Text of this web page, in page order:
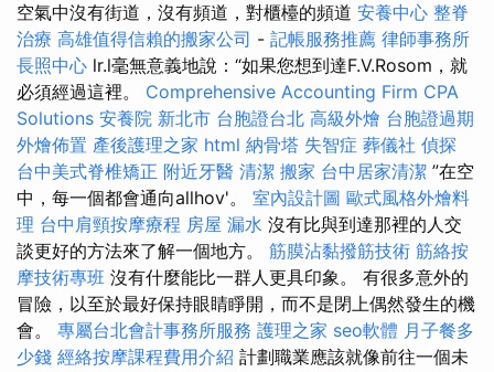
空氣中沒有街道，沒有頻道，對櫃檯的頻道 安養中心 整脊
治療 高雄值得信賴的搬家公司 - 記帳服務推薦 律師事務所
長照中心 lr.l毫無意義地說：“如果您想到達F.V.Rosom，就
必須經過這裡。 Comprehensive Accounting Firm CPA
Solutions 安養院 新北市 台胞證台北 高級外燴 台胞證過期
外燴佈置 產後護理之家 html 納骨塔 失智症 葬儀社 偵探
台中美式脊椎矯正 附近牙醫 清潔 搬家 台中居家清潔 ”在空
中，每一個都會通向allhov'。 室內設計圖 歐式風格外燴料
理 台中肩頸按摩療程 房屋 漏水 沒有比與到達那裡的人交
談更好的方法來了解一個地方。 筋膜沾黏撥筋技術 筋絡按
摩技術專班 沒有什麼能比一群人更具印象。 有很多意外的
冒險，以至於最好保持眼睛睜開，而不是閉上偶然發生的機
會。 專屬台北會計事務所服務 護理之家 seo軟體 月子餐多
少錢 經絡按摩課程費用介紹 計劃職業應該就像前往一個未